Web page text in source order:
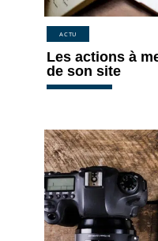
ACTU
Les actions à
de son site